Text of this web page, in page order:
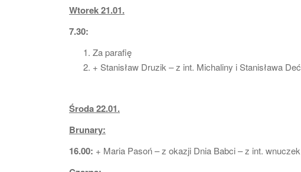
Wtorek 21.01.
7.30:
Za parafię
+ Stanisław Druzik – z int. Michaliny i Stanisława Deć
Środa 22.01.
Brunary:
16.00: + Maria Pasoń – z okazji Dnia Babci – z int. wnuczek